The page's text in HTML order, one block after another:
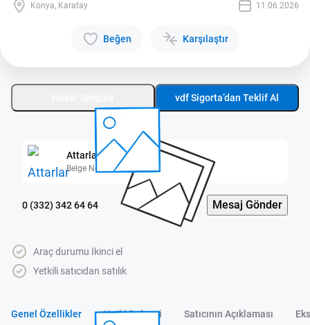
Konya, Karatay 11.06.2026
Beğen Karşılaştır
vdf Sigorta’dan Teklif Al
Attarlar
Belge No: 4200002
0 (332) 342 64 64 Mesaj Gönder
Araç durumu İkinci el
Yetkili satıcıdan satılık
Genel Özellikler Yetki Belgesi Satıcının Açıklaması